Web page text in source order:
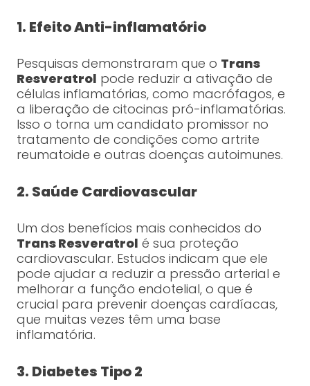
1. Efeito Anti-inflamatório
Pesquisas demonstraram que o Trans
Resveratrol pode reduzir a ativação de
células inflamatórias, como macrófagos, e
a liberação de citocinas pró-inflamatórias.
Isso o torna um candidato promissor no
tratamento de condições como artrite
reumatoide e outras doenças autoimunes.
2. Saúde Cardiovascular
Um dos benefícios mais conhecidos do
Trans Resveratrol é sua proteção
cardiovascular. Estudos indicam que ele
pode ajudar a reduzir a pressão arterial e
melhorar a função endotelial, o que é
crucial para prevenir doenças cardíacas,
que muitas vezes têm uma base
inflamatória.
3. Diabetes Tipo 2